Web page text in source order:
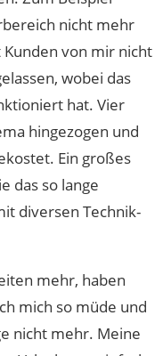
nicht mehr
Kunden von mir nicht
wobei das
hat. Vier
hingezogen und
Ein großes
das so lange
diversen Technik-
mehr, haben
mich so müde und
nicht mehr. Meine